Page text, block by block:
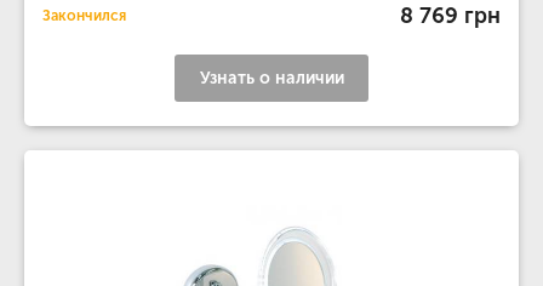
Закончился 8 769 грн
Узнать о наличии